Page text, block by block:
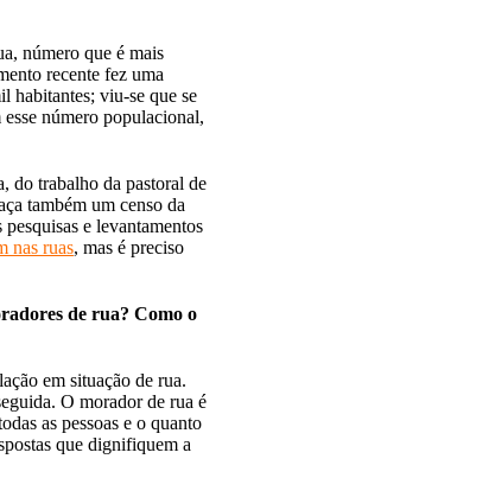
número que é mais
recente fez uma
habitantes; viu-se que se
número populacional,
do trabalho da pastoral de
também um censo da
e levantamentos
nas ruas, mas é preciso
de rua? Como o
em situação de rua.
O morador de rua é
as pessoas e o quanto
que dignifiquem a